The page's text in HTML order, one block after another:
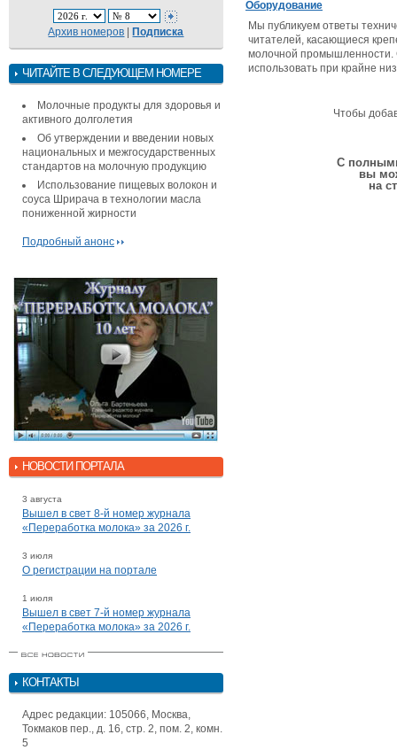
Архив номеров |Подписка
ЧИТАЙТЕ В СЛЕДУЮЩЕМ НОМЕРЕ
Молочные продукты для здоровья и
активного долголетия
Об утверждении и введении новых
национальных и межгосударственных
стандартов на молочную продукцию
Использование пищевых волокон и
соуса Шрирача в технологии масла
пониженной жирности
Подробный анонс
НОВОСТИ ПОРТАЛА
3 августа
Вышел в свет 8-й номер журнала
«Переработка молока» за 2026 г.
3 июля
О регистрации на портале
1 июля
Вышел в свет 7-й номер журнала
«Переработка молока» за 2026 г.
КОНТАКТЫ
Адрес редакции: 105066, Москва,
Токмаков пер., д. 16, стр. 2, пом. 2, комн.
5
Оборудование
Мы публикуем ответы
читателей, касающиеся
молочной промышленности.
использовать при крайне
Чтобы
С
вы
на